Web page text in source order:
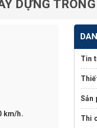
DỰNG
km/h.
Tin
Sản
Thi